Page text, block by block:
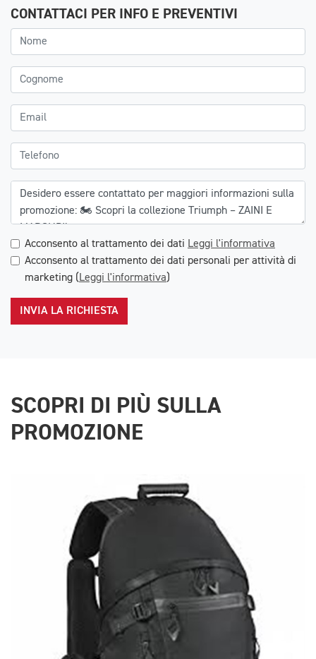
CONTATTACI PER INFO E PREVENTIVI
Acconsento al trattamento dei dati Leggi l'informativa
Acconsento al trattamento dei dati personali per attività di
marketing (Leggi l'informativa)
INVIA LA RICHIESTA
SCOPRI DI PIÙ SULLA
PROMOZIONE